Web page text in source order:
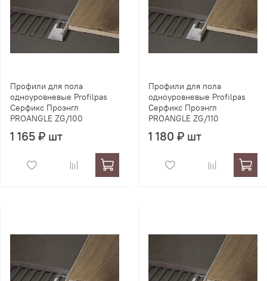
Профили для пола
одноуровневые Profilpas
Серфикс Проэнгл
PROANGLE ZG/100
1 165 ₽ шт
Профили для пола
одноуровневые Profilpas
Серфикс Проэнгл
PROANGLE ZG/110
1 180 ₽ шт